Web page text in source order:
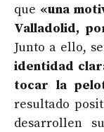
que «una
Valladolid,
Junto a ello,
identidad
tocar la
resultado
desarrollen